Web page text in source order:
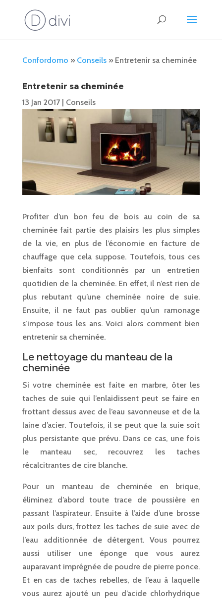
Confordomo » Conseils» Entretenir sa cheminée
Entretenir sa cheminée
13 Jan 2017| Conseils
Profiter d’un bon feu de bois au coin de sa
cheminée fait partie des plaisirs les plus simples
de la vie, en plus de l’économie en facture de
chauffage que cela suppose. Toutefois, tous ces
bienfaits sont conditionnés par un entretien
quotidien de la cheminée. En effet, il n’est rien de
plus rebutant qu’une cheminée noire de suie.
Ensuite, il ne faut pas oublier qu’un ramonage
s’impose tous les ans. Voici alors comment bien
entretenir sa cheminée.
Le nettoyage du manteau de la
cheminée
Si votre cheminée est faite en marbre, ôter les
taches de suie qui l’enlaidissent peut se faire en
frottant dessus avec de l’eau savonneuse et de la
laine d’acier. Toutefois, il se peut que la suie soit
plus persistante que prévu. Dans ce cas, une fois
le manteau sec, recouvrez les taches
récalcitrantes de cire blanche.
Pour un manteau de cheminée en brique,
éliminez d’abord toute trace de poussière en
passant l’aspirateur. Ensuite à l’aide d’une brosse
aux poils durs, frottez les taches de suie avec de
l’eau additionnée de détergent. Vous pourrez
aussi utiliser une éponge que vous aurez
auparavant imprégnée de poudre de pierre ponce.
Et en cas de taches rebelles, de l’eau à laquelle
vous aurez ajouté un peu d’acide chlorhydrique